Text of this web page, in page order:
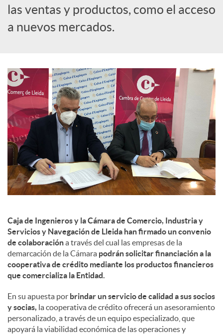
a
e
s
las ventas y productos, como el acceso
a nuevos mercados.
Caja de Ingenieros y la Cámara de Comercio, Industria y
Servicios y Navegación de Lleida han firmado un convenio
de colaboracióna través del cual las empresas de la
demarcación de la Cámara podrán solicitar financiación a la
cooperativa de crédito mediante los productos financieros
que comercializa la Entidad.
En su apuesta por brindar un servicio de calidad a sus socios
y socias, la cooperativa de crédito ofrecerá un asesoramiento
personalizado, a través de un equipo especializado, que
apoyará la viabilidad económica de las operaciones y